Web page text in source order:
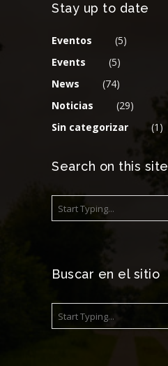
Stay up to date
Eventos
(5)
Events
(5)
News
(74)
Noticias
(29)
Sin categorizar
(1)
Search on this site
Buscar en el sitio